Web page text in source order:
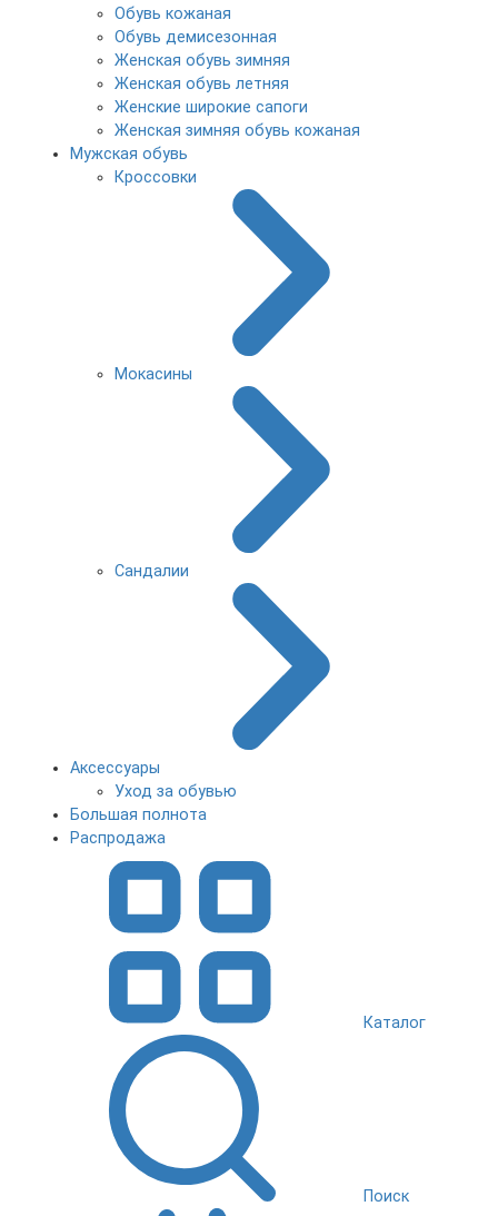
Обувь кожаная
Обувь демисезонная
Женская обувь зимняя
Женская обувь летняя
Женские широкие сапоги
Женская зимняя обувь кожаная
Мужская обувь
Кроссовки
Мокасины
Сандалии
Аксессуары
Уход за обувью
Большая полнота
Распродажа
Каталог
Поиск